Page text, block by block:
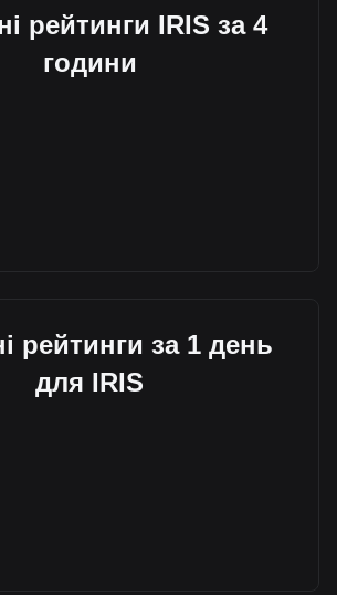
рейтинги IRIS за 4
години
рейтинги за 1 день
для IRIS